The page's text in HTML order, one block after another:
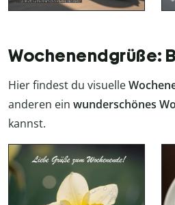
Wochenendgrüße:
Hier findest du visuelle
anderen ein wunderschönes
kannst.